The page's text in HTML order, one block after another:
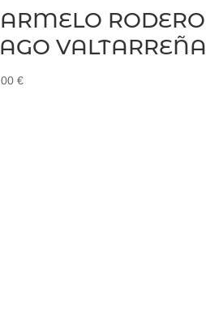
RODERO
VALTARREÑA
€